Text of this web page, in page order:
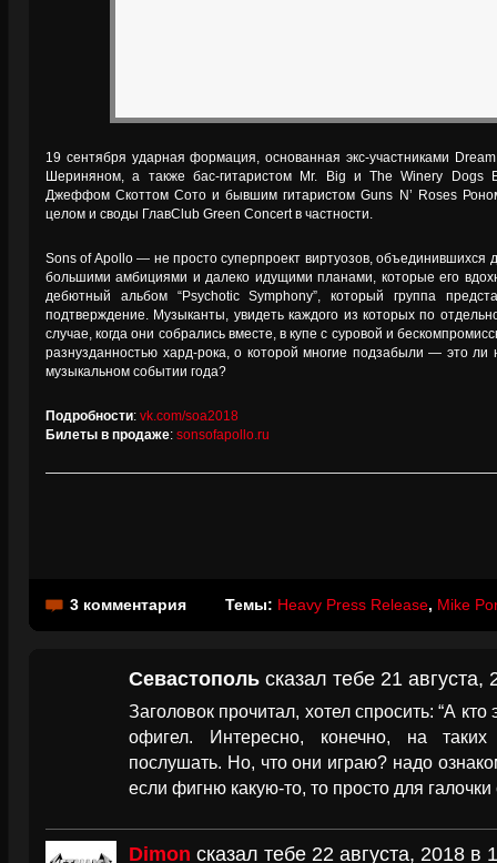
19 сентября ударная формация, основанная экс-участниками
Шериняном, а также бас-гитаристом Mr. Big и The Winery Dogs
Джеффом Скоттом Сото и бывшим гитаристом Guns N’ Roses
целом и своды ГлавClub Green Concert в частности.
Sons of Apollo — не просто суперпроект виртуозов, объединившихся
большими амбициями и далеко идущими планами, которые его
дебютный альбом “Psychotic Symphony”, который группа
подтверждение. Музыканты, увидеть каждого из которых по
случае, когда они собрались вместе, в купе с суровой и
разнузданностью хард-рока, о которой многие подзабыли — это ли
музыкальном событии года?
Подробности: vk.com/soa2018
Билеты в продаже: sonsofapollo.ru
3 комментария Темы: Heavy Press Release, Mike
Севастополь сказал тебе 21 августа,
Заголовок прочитал, хотел спросить: “А
офигел. Интересно, конечно, на
послушать. Но, что они играю? надо
если фигню какую-то, то просто для галочки
Dimon сказал тебе 22 августа, 2018 в